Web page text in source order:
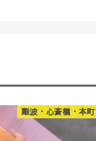
難波・心斎橋・本町